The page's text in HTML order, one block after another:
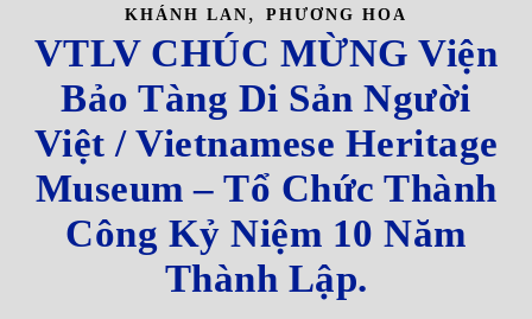
KHÁNH LAN , PHƯƠNG HOA
VTLV CHÚC MỪNG Viện
Bảo Tàng Di Sản Người
Việt / Vietnamese Heritage
Museum – Tổ Chức Thành
Công Kỷ Niệm 10 Năm
Thành Lập.